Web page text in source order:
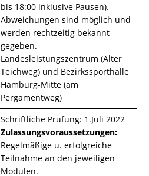
bis 18:00 inklusive Pausen).
Abweichungen sind möglich und
werden rechtzeitig bekannt
gegeben.
Landesleistungszentrum (Alter
Teichweg) und Bezirkssporthalle
Hamburg-Mitte (am
Pergamentweg)
Schriftliche Prüfung: 1.Juli 2022
Zulassungsvoraussetzungen:
Regelmäßige u. erfolgreiche
Teilnahme an den jeweiligen
Modulen.